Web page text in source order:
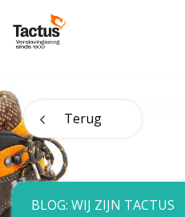
Spring naar content
Terug
BLOG: WIJ ZIJN TACTUS